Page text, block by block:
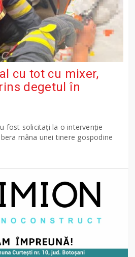
cu tot cu mixer,
degetul în
fost solicitați la o intervenție
mâna unei tinere gospodine